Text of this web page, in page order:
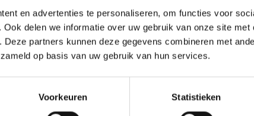
en advertenties te personaliseren, om functies voor
delen we informatie over uw gebruik van onze site
Deze partners kunnen deze gegevens combineren met
op basis van uw gebruik van hun services.
Voorkeuren Statistieken
in Vianen. U bent van harte welkom!